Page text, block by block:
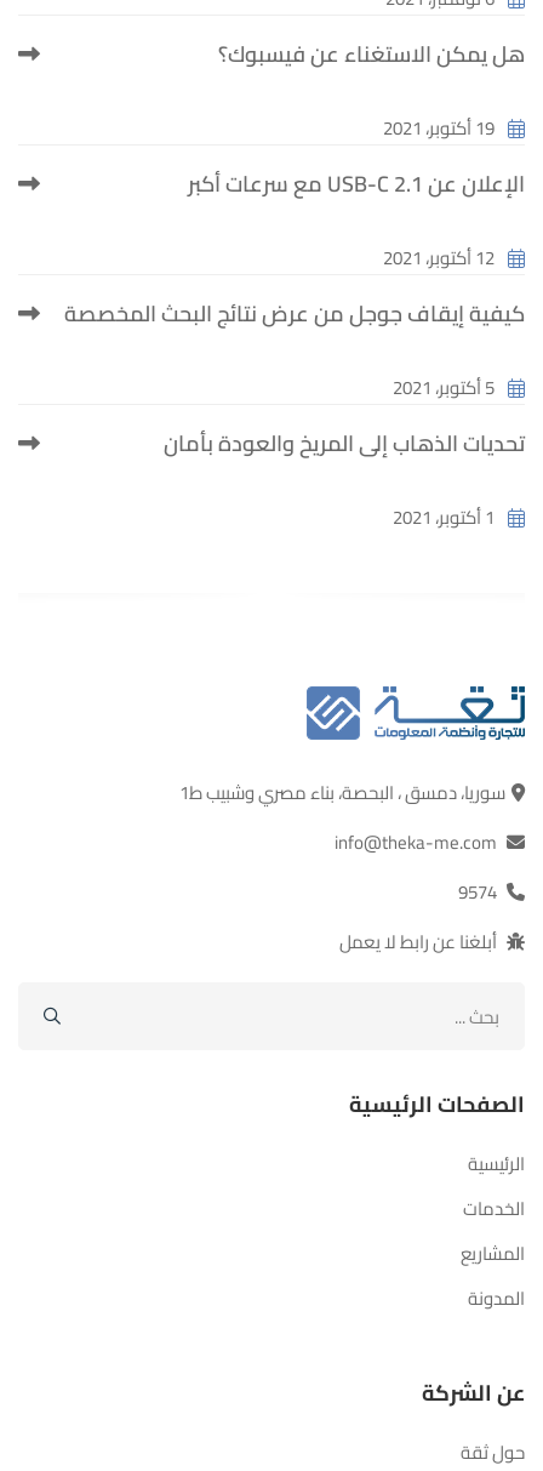
هل يمكن الاستغناء عن فيسبوك؟
19 أكتوبر، 2021
الإعلان عن USB-C 2.1 مع سرعات أكبر
12 أكتوبر، 2021
كيفية إيقاف جوجل من عرض نتائج البحث المخصصة
5 أكتوبر، 2021
تحديات الذهاب إلى المريخ والعودة بأمان
1 أكتوبر، 2021
سوريا، دمسق ، البحصة، بناء مصري وشبيب ط1
info@theka-me.com
9574
أبلغنا عن رابط لا يعمل
الصفحات الرئيسية
الرئيسية
الخدمات
المشاريع
المدونة
عن الشركة
حول ثقة